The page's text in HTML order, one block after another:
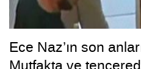
Ece Naz’ın son